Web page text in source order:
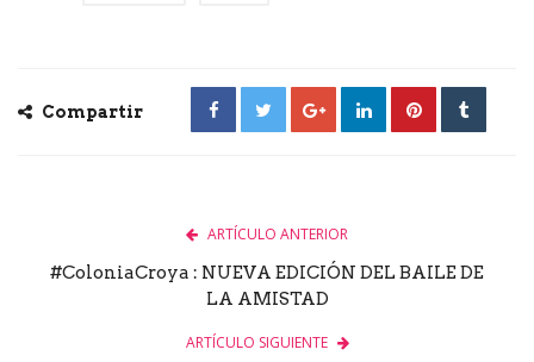
Compartir
ARTÍCULO ANTERIOR
#ColoniaCroya : NUEVA EDICIÓN DEL BAILE DE
LA AMISTAD
ARTÍCULO SIGUIENTE